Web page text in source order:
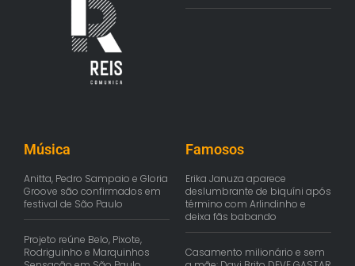
Música
Anitta, Pedro Sampaio e Gloria
Groove são confirmados em
festival de São Paulo
Projeto reúne Belo, Pixote,
Rodriguinho e Marquinhos
Famosos
Erika Januza aparece
deslumbrante de biquíni após
término com Arlindinho e
deixa fãs babando
Casamento milionário e sem